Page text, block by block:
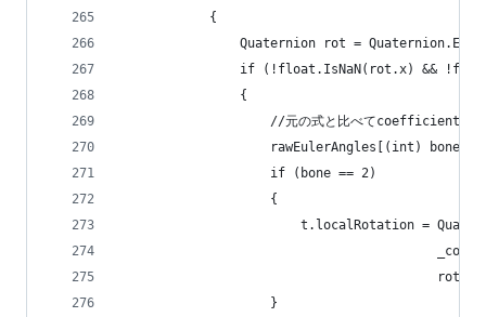
            {
Quaternion rot =
if (!float.IsNaN(rot.x) &&
                {
//元の式と比べてcoefficient分だ
rawEulerAngles[(int) bone]
                    if (bone == 2)
                    {
t.localRotation =
rot *
                    }